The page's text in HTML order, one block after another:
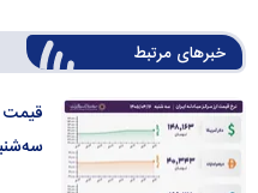
خبرهای مرتبط
قیمت
سه‌شنبه ۱۶